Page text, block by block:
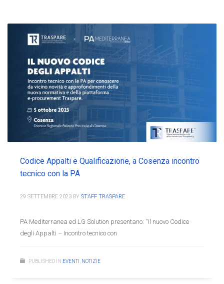
Codice Appalti e Qualificazione, a Cosenza incontro
tecnico con la PA
29 SETTEMBRE 2023 BY STAFF TRASPARE
PA Mediterranea ed LG Solution presentano: “Il nuovo Codice
degli Appalti – Incontro tecnico con
PUBLISHED IN EVENTI NOTIZIE